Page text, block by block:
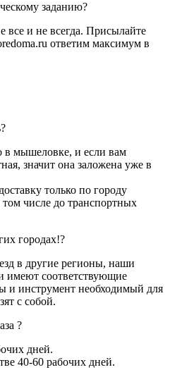
заданию?
все и не всегда. Присылайте
ответим максимум в
в мышеловке, и если вам
значит она заложена уже в
только по городу
числе до транспортных
городах!?
в другие регионы, наши
имеют соответствующие
и инструмент необходимый для
с собой.
?
дней.
40-60 рабочих дней.